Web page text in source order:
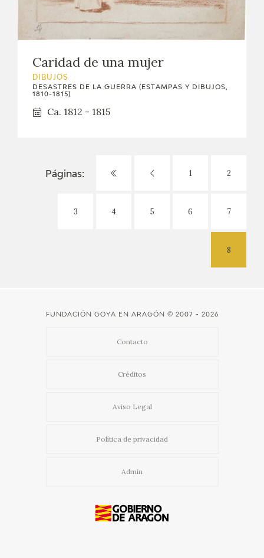
Caridad de una mujer
DIBUJOS
DESASTRES DE LA GUERRA (ESTAMPAS Y DIBUJOS,
1810-1815)
Ca. 1812 - 1815
Páginas: 1 2
3 4 5 6 7
8
FUNDACIÓN GOYA EN ARAGÓN © 2007 - 2026
Contacto
Créditos
Aviso Legal
Política de privacidad
Admin